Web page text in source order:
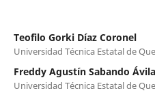
Teofilo Gorki Díaz Coronel
Universidad Técnica Estatal de
Freddy Agustín Sabando Ávila
Universidad Técnica Estatal de